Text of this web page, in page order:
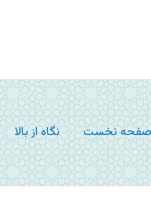
نخست نگاه از بالا